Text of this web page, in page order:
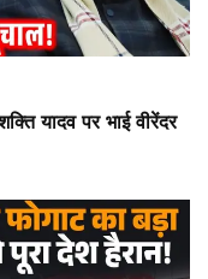
यादव पर भाई वीरेंदर